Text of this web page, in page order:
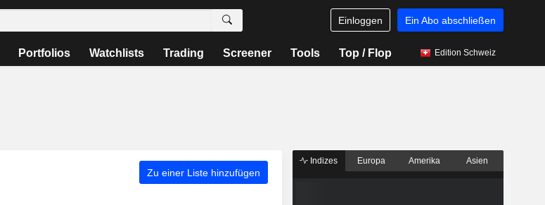
Einloggen Ein Abo abschließen
Portfolios Watchlists Trading Screener Tools Top / Flop Edition Schweiz
Zu einer Liste hinzufügen
Indizes Europa Amerika Asien